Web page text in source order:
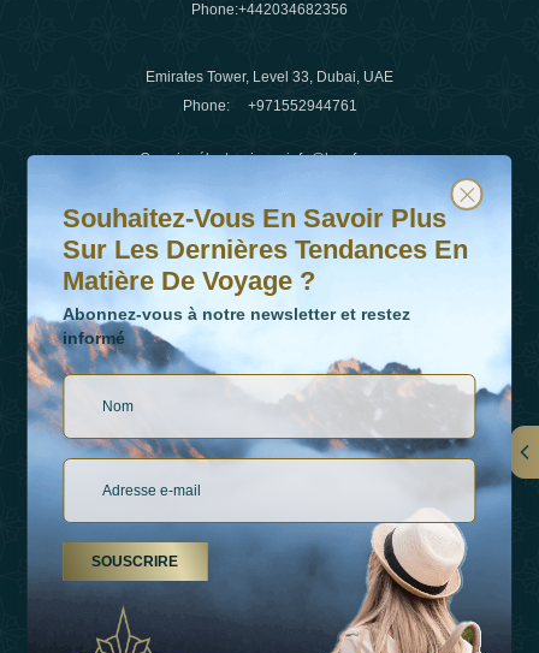
Phone:+442034682356
Emirates Tower, Level 33, Dubai, UAE
Phone: +971552944761
Courrier électronique:info@luxafar.com
WhatsApp N°
+442034682356
+971552944761
LIENS
À Propos De Nous
Types De Vacances
Souhaitez-vous en savoir plus sur les dernières
Abonnez-vous à notre newsletter et restez informé
Souhaitez-Vous En Savoir Plus
Sur Les Dernières Tendances En
Matière De Voyage ?
Abonnez-vous à notre newsletter et restez
informé
SOUSCRIRE